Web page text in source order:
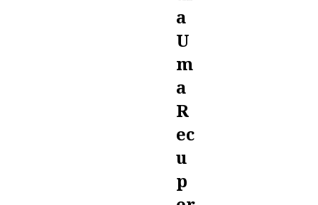
A
U
M
A
R
Ec
U
P